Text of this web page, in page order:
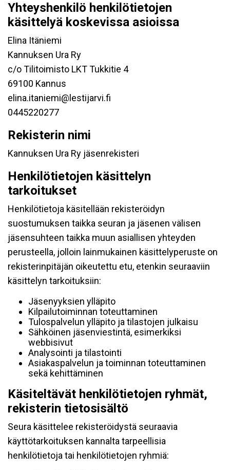
Yhteyshenkilö henkilötietojen
käsittelyä koskevissa asioissa
Elina Itäniemi
Kannuksen Ura Ry
c/o Tilitoimisto LKT Tukkitie 4
69100 Kannus
elina.itaniemi@lestijarvi.fi
0445220277
Rekisterin nimi
Kannuksen Ura Ry jäsenrekisteri
Henkilötietojen käsittelyn
tarkoitukset
Henkilötietoja käsitellään rekisteröidyn
suostumuksen taikka seuran ja jäsenen välisen
jäsensuhteen taikka muun asiallisen yhteyden
perusteella, jolloin lainmukainen käsittelyperuste on
rekisterinpitäjän oikeutettu etu, etenkin seuraaviin
käsittelyn tarkoituksiin:
Jäsenyyksien ylläpito
Kilpailutoiminnan toteuttaminen
Tulospalvelun ylläpito ja tilastojen julkaisu
Sähköinen jäsenviestintä, esimerkiksi
webbisivut
Analysointi ja tilastointi
Asiakaspalvelun ja toiminnan toteuttaminen
sekä kehittäminen
Käsiteltävät henkilötietojen ryhmät,
rekisterin tietosisältö
Seura käsittelee rekisteröidystä seuraavia
käyttötarkoituksen kannalta tarpeellisia
henkilötietoja tai henkilötietojen ryhmiä: